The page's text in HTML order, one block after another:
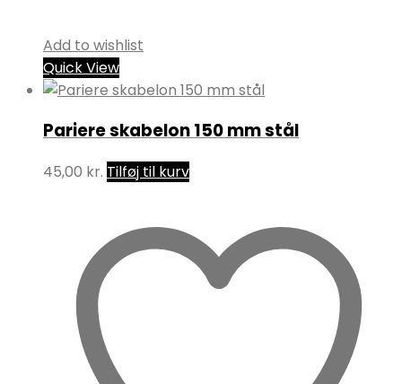
Add to wishlist
Quick View
Pariere skabelon 150 mm stål
45,00 kr. Tilføj til kurv